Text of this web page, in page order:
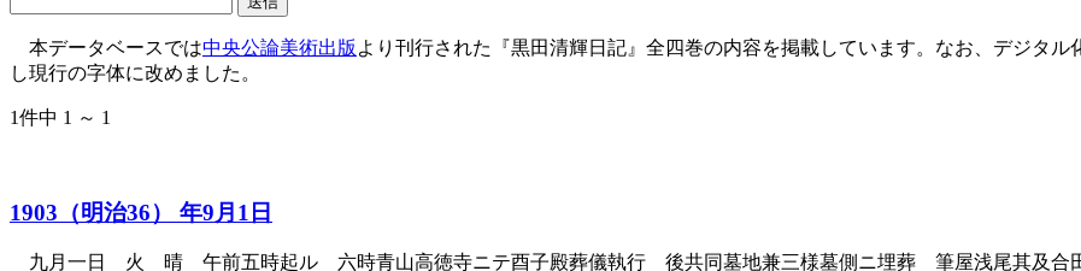
本データベースでは中央公論美術出版 より刊行された『黒田清輝日記』全四巻の内容を掲載しています。なお、デジタ
し現行の字体に改めました。
1件中 1 ～ 1
1903（明治36） 年9月1日
九月一日 火 晴 午前五時起ル 六時青山高徳寺ニテ酉子殿葬儀執行 後共同墓地兼三様墓側ニ埋葬 筆屋浅尾其及合